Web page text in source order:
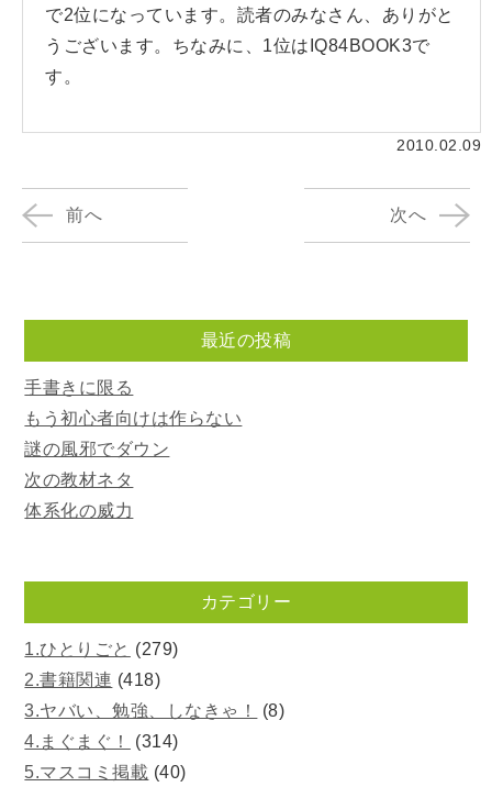
で2位になっています。読者のみなさん、ありがと
うございます。ちなみに、1位はIQ84BOOK3で
す。
2010.02.09
前へ 次へ
最近の投稿
手書きに限る
もう初心者向けは作らない
謎の風邪でダウン
次の教材ネタ
体系化の威力
カテゴリー
1.ひとりごと (279)
2.書籍関連 (418)
3.ヤバい、勉強、しなきゃ！
(8)
4.まぐまぐ！
(314)
5.マスコミ掲載 (40)